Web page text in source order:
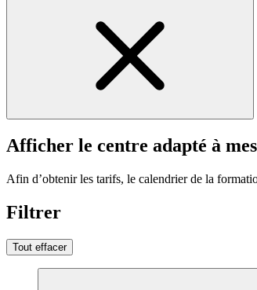
Afficher le centre adapté à
Afin d’obtenir les tarifs, le calendrier de la
Filtrer
Tout effacer